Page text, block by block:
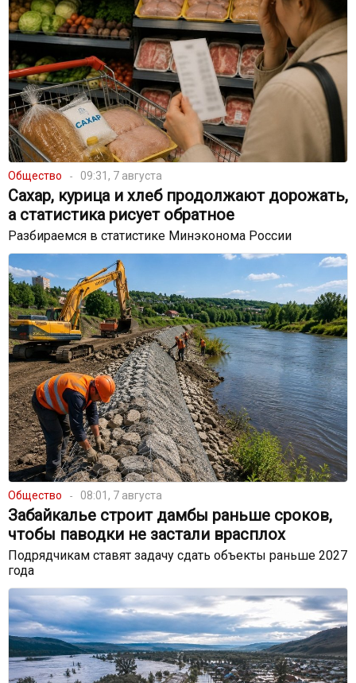
Общество 09:31, 7 августа
Сахар, курица и хлеб продолжают дорожать,
а статистика рисует обратное
Разбираемся в статистике Минэконома России
Общество 08:01, 7 августа
Забайкалье строит дамбы раньше сроков,
чтобы паводки не застали врасплох
Подрядчикам ставят задачу сдать объекты раньше 2027
года